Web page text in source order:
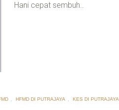
Hani cepat sembuh..
, HFMD DI PUTRAJAYA , KES DI PUTRAJAYA